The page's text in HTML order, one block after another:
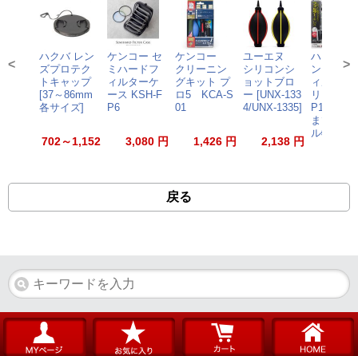
ハクバ レン
ズプロテク
トキャップ
[37～86mm
各サイズ]
702～1,152
ケンコー セ
ミハードフ
ィルターケ
ース KSH-F
P6
3,080 円
ケンコー
クリーニン
グキット プ
ロ5 KCA-S
01
1,426 円
ユーエヌ
シリコンシ
ョットブロ
ー [UNX-133
4/UNX-1335]
2,138 円
ハクバ
ンズペン
ィルター
リア
P14 ★8/
までのセ
ル特価★
< >
戻る